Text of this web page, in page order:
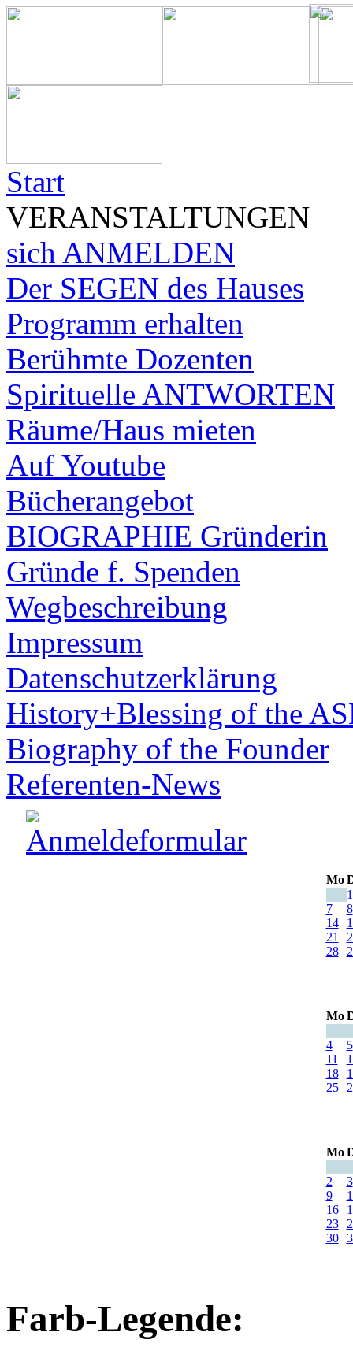
Start
VERANSTALTUNGEN
sich ANMELDEN
Der SEGEN des Hauses
Programm erhalten
Berühmte Dozenten
Spirituelle ANTWORTEN
Räume/Haus mieten
Auf Youtube
Bücherangebot
BIOGRAPHIE Gründerin
Gründe f. Spenden
Wegbeschreibung
Impressum
Datenschutzerklärung
History+Blessing of the
Biography of the Founder
Referenten-News
Mo
1
7
8
14
21
28
Mo
4
5
11
18
25
Mo
2
3
9
16
23
30
Farb-Legende: